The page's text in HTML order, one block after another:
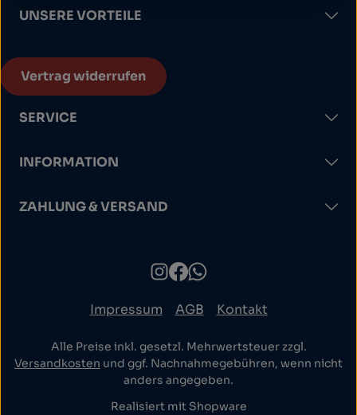
UNSERE VORTEILE
Vertrag widerrufen
SERVICE
INFORMATION
ZAHLUNG & VERSAND
Impressum AGB Kontakt
Alle Preise inkl. gesetzl. Mehrwertsteuer zzgl.
Versandkosten und ggf. Nachnahmegebühren, wenn nicht
anders angegeben.
Realisiert mit Shopware